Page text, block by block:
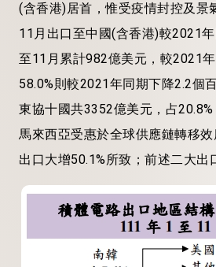
(含香港)居首，惟受疫情封控及景
11月出口至中國(含香港)較2021
至11月累計982億美元，較2021
58.0%則較2021年同期下降2.2個
東協十國共3352億美元，占
馬來西亞受惠於全球供應鏈轉移
出口大增50.1%所致；前述二大出